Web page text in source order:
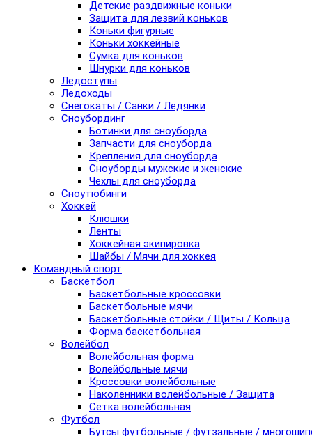
Детские раздвижные коньки
Защита для лезвий коньков
Коньки фигурные
Коньки хоккейные
Сумка для коньков
Шнурки для коньков
Ледоступы
Ледоходы
Снегокаты / Санки / Ледянки
Сноубординг
Ботинки для сноуборда
Запчасти для сноуборда
Крепления для сноуборда
Сноуборды мужские и женские
Чехлы для сноуборда
Сноутюбинги
Хоккей
Клюшки
Ленты
Хоккейная экипировка
Шайбы / Мячи для хоккея
Командный спорт
Баскетбол
Баскетбольные кроссовки
Баскетбольные мячи
Баскетбольные стойки / Щиты / Кольца
Форма баскетбольная
Волейбол
Волейбольная форма
Волейбольные мячи
Кроссовки волейбольные
Наколенники волейбольные / Защита
Сетка волейбольная
Футбол
Бутсы футбольные / футзальные /